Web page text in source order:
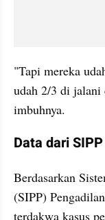
"Tapi mereka
udah 2/3 di jalani
imbuhnya.
Data dari
Berdasarkan
(SIPP)
terdakwa kasus